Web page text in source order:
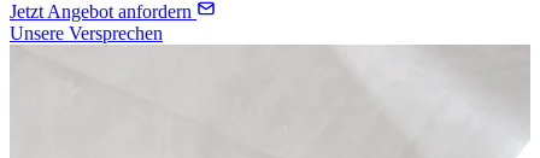
Jetzt Angebot anfordern
Unsere Versprechen